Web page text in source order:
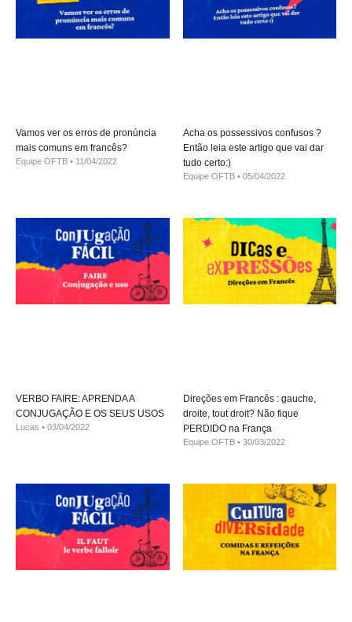
Vamos ver os erros de pronúncia
mais comuns em francês?
Equipe OFTB 11/04/2022
Acha os possessivos confusos ?
Então leia este artigo que vai dar
tudo certo:)
Equipe OFTB 05/04/2022
VERBO FAIRE: APRENDA A
CONJUGAÇÃO E OS SEUS USOS
Lucas 03/04/2022
Direções em Francês : gauche,
droite, tout droit? Não fique
PERDIDO na França
Equipe OFTB 30/03/2022